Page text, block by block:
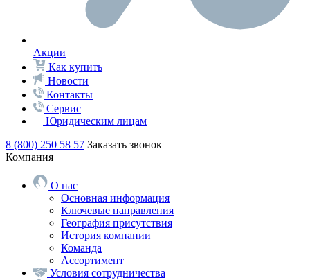
Акции
Как купить
Новости
Контакты
Сервис
Юридическим лицам
8 (800) 250 58 57 Заказать звонок
Компания
О нас
Основная информация
Ключевые направления
География присутствия
История компании
Команда
Ассортимент
Условия сотрудничества